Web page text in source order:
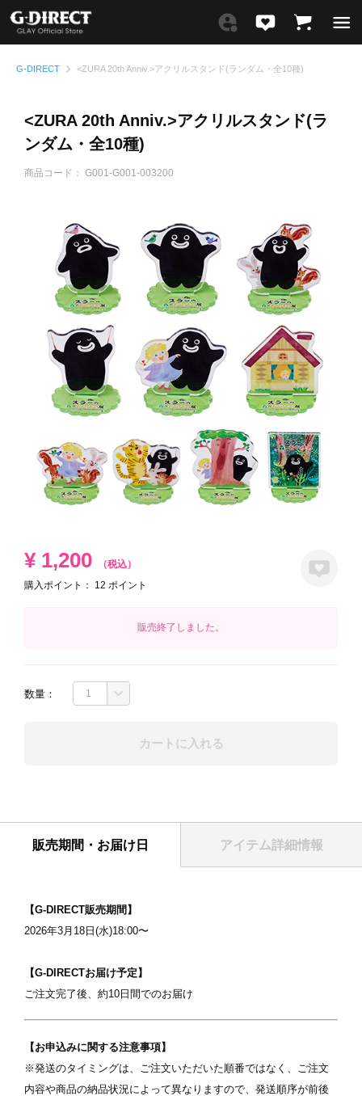
G-DIRECT <ZURA 20th Anniv.>アクリルスタンド(ランダム・全10種)
<ZURA 20th Anniv.>アクリルスタンド(ラ
ンダム・全10種)
商品コード： G001-G001-003200
¥ 1,200
（税込）
購入ポイント：
12 ポイント
販売終了しました。
数量：
カートに入れる
販売期間・お届け日 アイテム詳細情報
【G-DIRECT販売期間】
2026年3月18日(水)18:00〜
【G-DIRECTお届け予定】
ご注文完了後、約10日間でのお届け
【お申込みに関する注意事項】
※発送のタイミングは、ご注文いただいた順番ではなく、ご注文
内容や商品の納品状況によって異なりますので、発送順序が前後
※ 写真は配置後も変更できます